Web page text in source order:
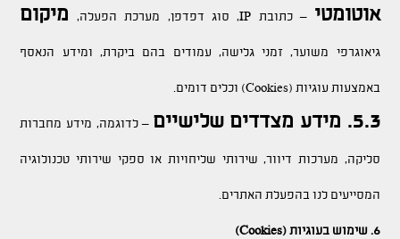
אוטומטי – כתובת IP, סוג דפדפן, מערכת הפעלה, מיקום
גיאוגרפי משוער, זמני גלישה, עמודים בהם ביקרת, ומידע הנאסף
באמצעות עוגיות (Cookies) וכלים דומים.
5.3. מידע מצדדים שלישיים – לדוגמה, מידע מחברות
סליקה, מערכות דיוור, שירותי שליחויות או ספקי שירותי טכנולוגיה
המסייעים לנו בהפעלת האתרים.
6. שימוש בעוגיות (Cookies)